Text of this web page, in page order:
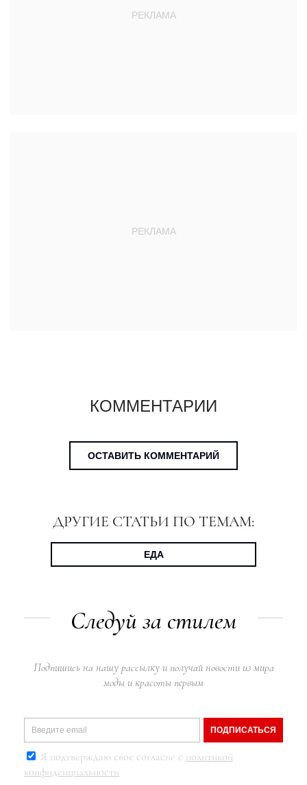
КОММЕНТАРИИ
ОСТАВИТЬ КОММЕНТАРИЙ
ДРУГИЕ СТАТЬИ ПО ТЕМАМ:
ЕДА
Следуй за стилем
Подпишись на нашу рассылку и получай новости из мира
моды и красоты первым
ПОДПИСАТЬСЯ
Я подтверждаю свое согласие с политикой
конфиденциальности